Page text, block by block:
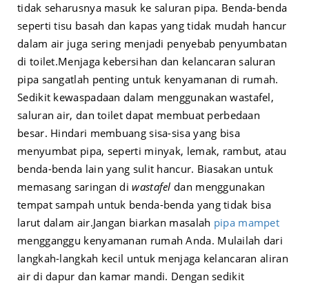
tidak seharusnya masuk ke saluran pipa. Benda-benda
seperti tisu basah dan kapas yang tidak mudah hancur
dalam air juga sering menjadi penyebab penyumbatan
di toilet.Menjaga kebersihan dan kelancaran saluran
pipa sangatlah penting untuk kenyamanan di rumah.
Sedikit kewaspadaan dalam menggunakan wastafel,
saluran air, dan toilet dapat membuat perbedaan
besar. Hindari membuang sisa-sisa yang bisa
menyumbat pipa, seperti minyak, lemak, rambut, atau
benda-benda lain yang sulit hancur. Biasakan untuk
memasang saringan diwastafel dan menggunakan
tempat sampah untuk benda-benda yang tidak bisa
larut dalam air.Jangan biarkan masalah pipa mampet
mengganggu kenyamanan rumah Anda. Mulailah dari
langkah-langkah kecil untuk menjaga kelancaran aliran
air di dapur dan kamar mandi. Dengan sedikit